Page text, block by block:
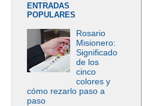
ENTRADAS
POPULARES
Rosario
Misionero:
Significado
de los
cinco
colores y
cómo rezarlo paso a
paso